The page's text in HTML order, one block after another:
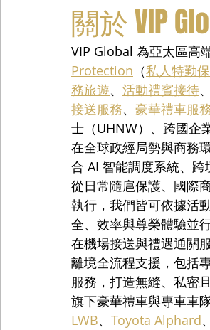
關於 VIP
VIP Global 為亞太區高
Protection （私人特勤
務旅遊、 活動禮賓接待、
接送服務、 豪華禮車服
士（UHNW）、跨國企
在全球政經局勢與商務
合 AI 智能調度系統、
從日常隨扈保護、國際
執行，我們皆可依據活
全、效率與尊榮體驗並行
在機場接送與禮遇通關
離境全流程支援，包括
服務，打造無縫、私密
旗下豪華禮車與專車車
LWB、 Toyota Alphard、